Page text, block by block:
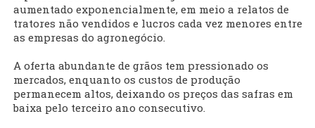
aumentado exponencialmente, em meio a relatos de
tratores não vendidos e lucros cada vez menores entre
as empresas do agronegócio.
A oferta abundante de grãos tem pressionado os
mercados, enquanto os custos de produção
permanecem altos, deixando os preços das safras em
baixa pelo terceiro ano consecutivo.